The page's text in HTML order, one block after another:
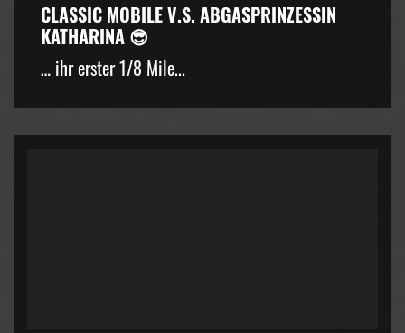
CLASSIC MOBILE V.S. ABGASPRINZESSIN
KATHARINA 😎
… ihr erster 1/8 Mile...